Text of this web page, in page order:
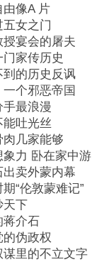
由像A 片
女之门
授宴会的屠夫
家传历史
到的历史反讽
个邪恶帝国
手最浪漫
能吐光丝
肉几家能够
象力 卧在家中游
出卖外蒙内幕
“伦敦蒙难记”
天下
蒋介石
伪政权
谋里的不立文字